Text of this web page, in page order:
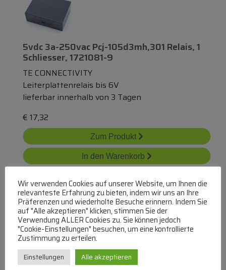
5vdc 3a-250vac Pcj-105d3mh,301 Relais, 1
Schliesser, 1721081-9
TE CONNECTIVITY
Leiterplattenrelais bis 6V
lieferbar innerhalb von 3 Tagen
€ 17,32
Zum Produkt
In den Warenkorb
Hf152f-T/ 005-1zst Relais, 1 Schliesser, Print
HONGFA
Wir verwenden Cookies auf unserer Website, um Ihnen die
relevanteste Erfahrung zu bieten, indem wir uns an Ihre
Präferenzen und wiederholte Besuche erinnern. Indem Sie
auf "Alle akzeptieren" klicken, stimmen Sie der
Verwendung ALLER Cookies zu. Sie können jedoch
"Cookie-Einstellungen" besuchen, um eine kontrollierte
Zustimmung zu erteilen.
Einstellungen Alle akzeptieren